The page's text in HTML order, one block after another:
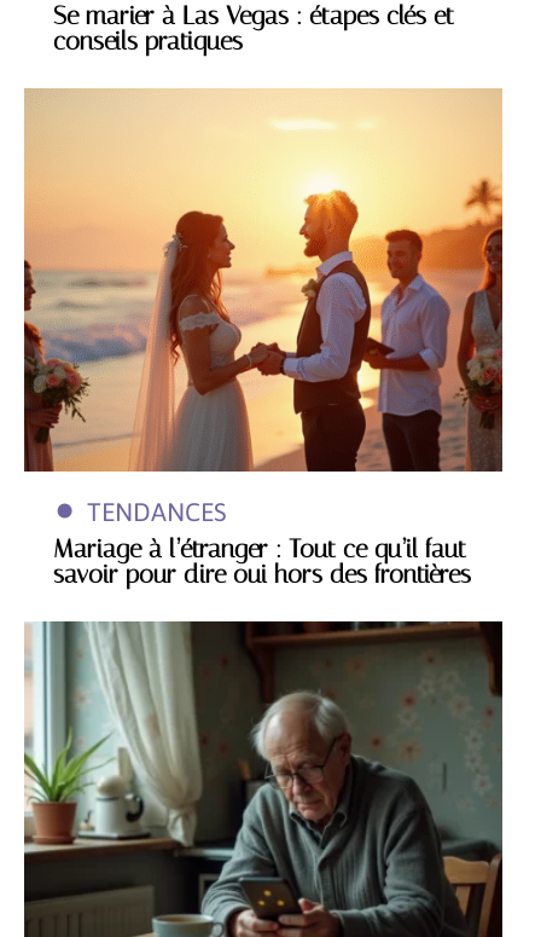
Se marier à Las Vegas : étapes clés et
conseils pratiques
TENDANCES
Mariage à l’étranger : Tout ce qu’il faut
savoir pour dire oui hors des frontières